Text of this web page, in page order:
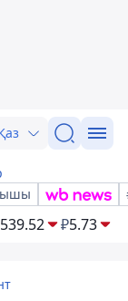
539.52 ₽5.73